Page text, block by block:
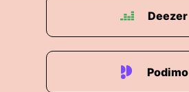
Deezer
Podimo